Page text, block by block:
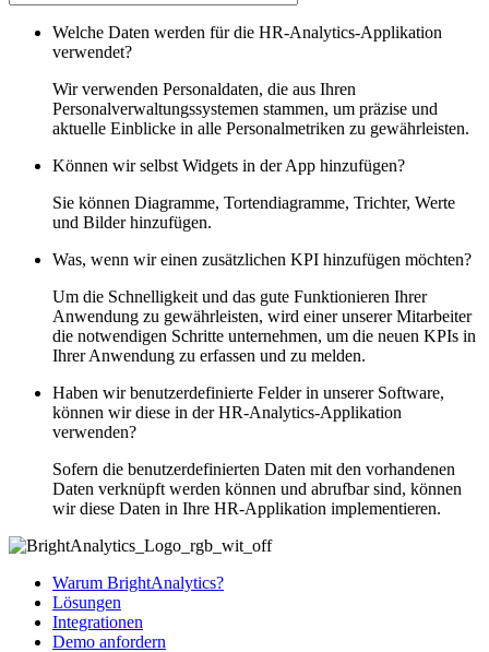
Welche Daten werden für die HR-Analytics-Applikation
verwendet?
Wir verwenden Personaldaten, die aus Ihren
Personalverwaltungssystemen stammen, um präzise und
aktuelle Einblicke in alle Personalmetriken zu gewährleisten.
Können wir selbst Widgets in der App hinzufügen?
Sie können Diagramme, Tortendiagramme, Trichter, Werte
und Bilder hinzufügen.
Was, wenn wir einen zusätzlichen KPI hinzufügen möchten?
Um die Schnelligkeit und das gute Funktionieren Ihrer
Anwendung zu gewährleisten, wird einer unserer Mitarbeiter
die notwendigen Schritte unternehmen, um die neuen KPIs in
Ihrer Anwendung zu erfassen und zu melden.
Haben wir benutzerdefinierte Felder in unserer Software,
können wir diese in der HR-Analytics-Applikation
verwenden?
Sofern die benutzerdefinierten Daten mit den vorhandenen
Daten verknüpft werden können und abrufbar sind, können
wir diese Daten in Ihre HR-Applikation implementieren.
Warum BrightAnalytics?
Lösungen
Integrationen
Demo anfordern